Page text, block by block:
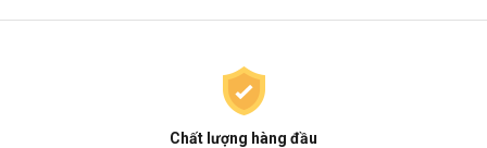
Chất lượng hàng đầu